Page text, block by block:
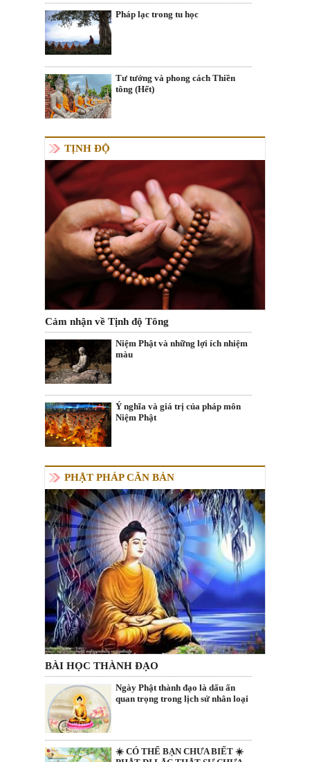
Pháp lạc trong tu học
Tư tưởng và phong cách Thiền
tông (Hết)
TỊNH ĐỘ
Cảm nhận về Tịnh độ Tông
Niệm Phật và những lợi ích nhiệm
màu
Ý nghĩa và giá trị của pháp môn
Niệm Phật
PHẬT PHÁP CĂN BẢN
BÀI HỌC THÀNH ĐẠO
Ngày Phật thành đạo là dấu ấn
quan trọng trong lịch sử nhân loại
☀️ CÓ THỂ BẠN CHƯA BIẾT ☀️